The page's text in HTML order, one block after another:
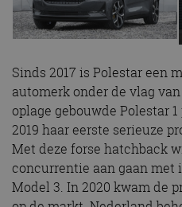
Sinds 2017 is Polestar een
automerk onder de vlag
oplage gebouwde Polestar
2019 haar eerste serieuze
Met deze forse hatchback
concurrentie aan gaan met
Model 3. In 2020 kwam de